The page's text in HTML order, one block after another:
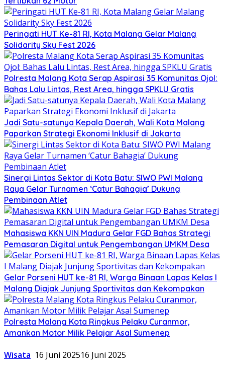
Peringati HUT Ke-81 RI, Kota Malang Gelar Malang
Solidarity Sky Fest 2026
Polresta Malang Kota Serap Aspirasi 35 Komunitas Ojol:
Bahas Lalu Lintas, Rest Area, hingga SPKLU Gratis
Jadi Satu-satunya Kepala Daerah, Wali Kota Malang
Paparkan Strategi Ekonomi Inklusif di Jakarta
Sinergi Lintas Sektor di Kota Batu: SIWO PWI Malang
Raya Gelar Turnamen ‘Catur Bahagia’ Dukung
Pembinaan Atlet
Mahasiswa KKN UIN Madura Gelar FGD Bahas Strategi
Pemasaran Digital untuk Pengembangan UMKM Desa
Gelar Porseni HUT ke-81 RI, Warga Binaan Lapas Kelas I
Malang Diajak Junjung Sportivitas dan Kekompakan
Polresta Malang Kota Ringkus Pelaku Curanmor,
Amankan Motor Milik Pelajar Asal Sumenep
Wisata 16 Juni 202516 Juni 2025